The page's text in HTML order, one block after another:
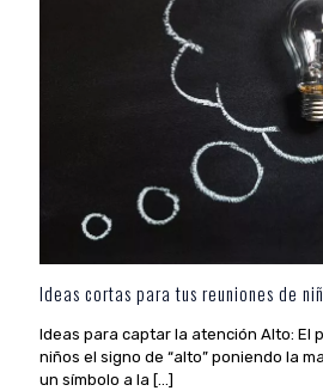
Ideas cortas para tus reuniones de
Ideas para captar la atención Alto: El
niños el signo de “alto” poniendo la
un símbolo a la […]